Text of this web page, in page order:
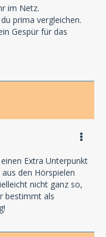
im Netz.
prima vergleichen.
Gespür für das
Extra Unterpunkt
den Hörspielen
nicht ganz so,
bestimmt als